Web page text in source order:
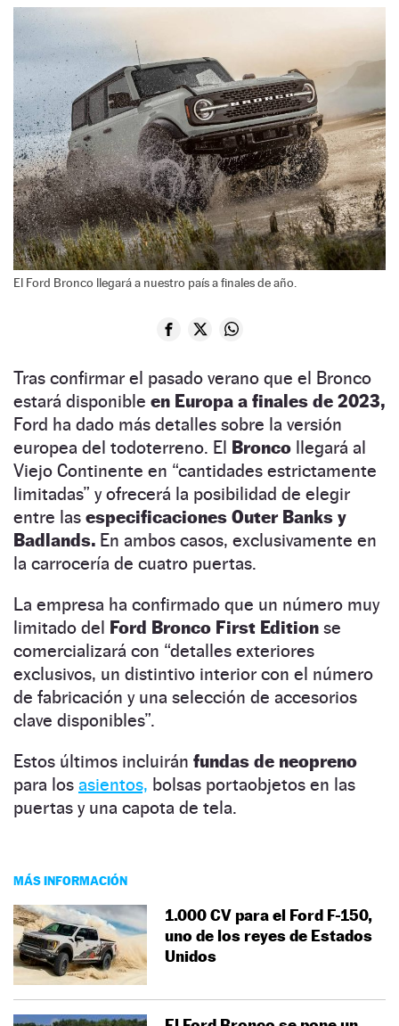
El Ford Bronco llegará a nuestro país a finales de año.
Tras confirmar el pasado verano que el Bronco
estará disponible en Europa a finales de 2023,
Ford ha dado más detalles sobre la versión
europea del todoterreno. El Bronco llegará al
Viejo Continente en “cantidades estrictamente
limitadas” y ofrecerá la posibilidad de elegir
entre las especificaciones Outer Banks y
Badlands. En ambos casos, exclusivamente en
la carrocería de cuatro puertas.
La empresa ha confirmado que un número muy
limitado del Ford Bronco First Edition se
comercializará con “detalles exteriores
exclusivos, un distintivo interior con el número
de fabricación y una selección de accesorios
clave disponibles”.
Estos últimos incluirán fundas de neopreno
para los asientos, bolsas portaobjetos en las
puertas y una capota de tela.
MÁS INFORMACIÓN
1.000 CV para el Ford F-150,
uno de los reyes de Estados
Unidos